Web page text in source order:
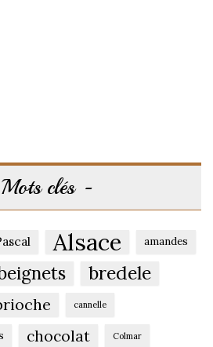
Mots clés
Alsace amandes
bredele
cannelle
chocolat Colmar